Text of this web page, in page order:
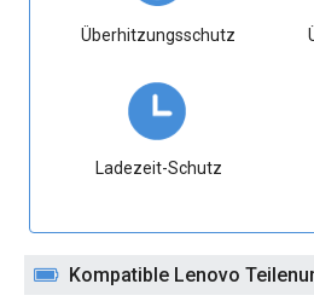
Überhitzungsschutz
Ladezeit-Schutz
Kompatible Lenovo